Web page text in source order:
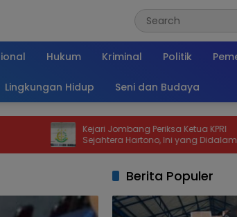
Hukum Kriminal Politik
Lingkungan Hidup Seni dan Budaya
Kejari Jombang Periksa Ketua KPRI
Sejahtera Hartono, Ini yang Didalami
Berita Populer